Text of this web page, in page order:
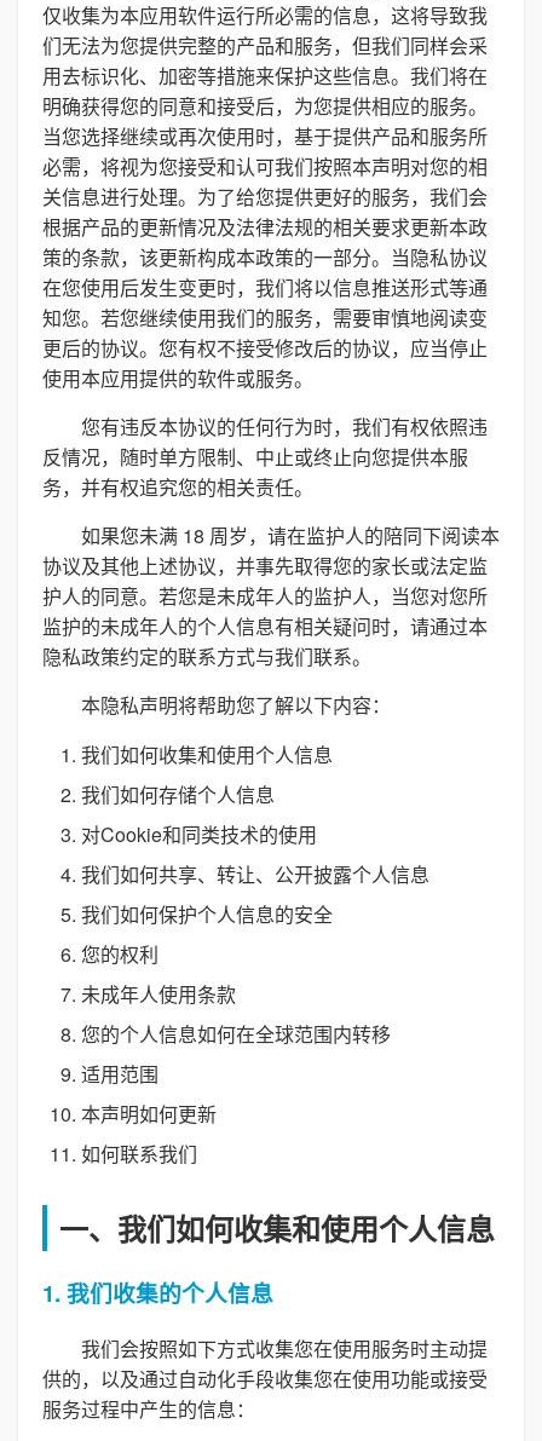
仅收集为本应用软件运行所必需的信息，这将导致我
们无法为您提供完整的产品和服务，但我们同样会采
用去标识化、加密等措施来保护这些信息。我们将在
明确获得您的同意和接受后，为您提供相应的服务。
当您选择继续或再次使用时，基于提供产品和服务所
必需，将视为您接受和认可我们按照本声明对您的相
关信息进行处理。为了给您提供更好的服务，我们会
根据产品的更新情况及法律法规的相关要求更新本政
策的条款，该更新构成本政策的一部分。当隐私协议
在您使用后发生变更时，我们将以信息推送形式等通
知您。若您继续使用我们的服务，需要审慎地阅读变
更后的协议。您有权不接受修改后的协议，应当停止
使用本应用提供的软件或服务。
您有违反本协议的任何行为时，我们有权依照违
反情况，随时单方限制、中止或终止向您提供本服
务，并有权追究您的相关责任。
如果您未满 18 周岁，请在监护人的陪同下阅读本
协议及其他上述协议，并事先取得您的家长或法定监
护人的同意。若您是未成年人的监护人，当您对您所
监护的未成年人的个人信息有相关疑问时，请通过本
隐私政策约定的联系方式与我们联系。
本隐私声明将帮助您了解以下内容：
我们如何收集和使用个人信息
我们如何存储个人信息
对Cookie和同类技术的使用
我们如何共享、转让、公开披露个人信息
我们如何保护个人信息的安全
您的权利
未成年人使用条款
您的个人信息如何在全球范围内转移
适用范围
本声明如何更新
如何联系我们
一、我们如何收集和使用个人信息
1. 我们收集的个人信息
我们会按照如下方式收集您在使用服务时主动提
供的，以及通过自动化手段收集您在使用功能或接受
服务过程中产生的信息：